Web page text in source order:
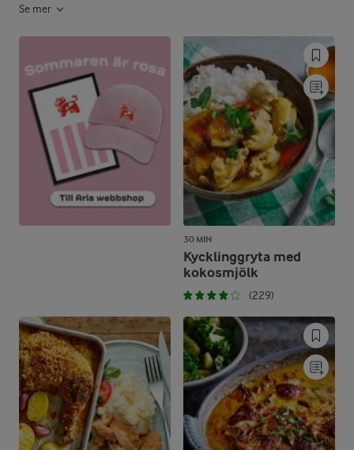
Se mer
30 MIN
Kycklinggryta med
kokosmjölk
(229)